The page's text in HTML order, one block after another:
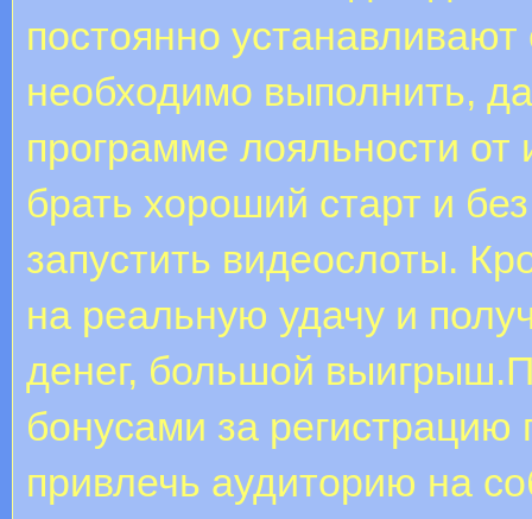
постоянно
необходимо выполнить,
программе лояльности от
брать хороший старт и
запустить видеослоты.
на реальную удачу и
денег, большой
бонусами за
привлечь аудиторию на